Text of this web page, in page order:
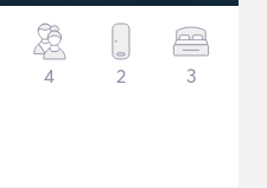
4 2 3